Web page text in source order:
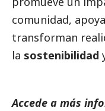
comunidad,
transforman
la sostenibilidad
Accede a más